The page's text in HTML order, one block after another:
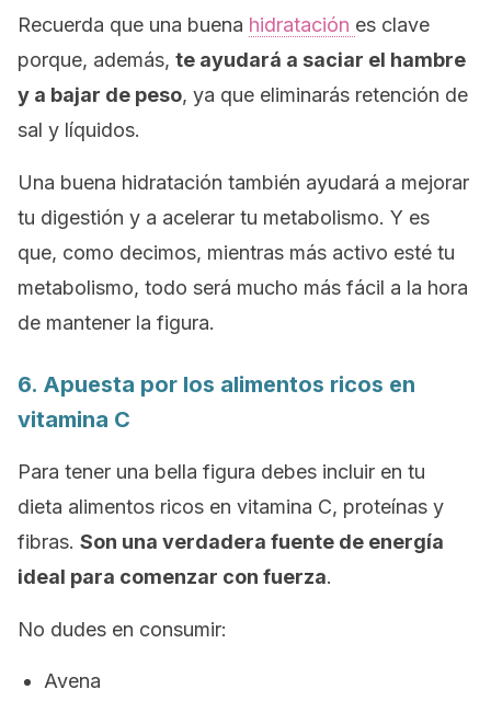
Recuerda que una buena hidratación es clave
porque, además, te ayudará a saciar el hambre
y a bajar de peso, ya que eliminarás retención de
sal y líquidos.
Una buena hidratación también ayudará a mejorar
tu digestión y a acelerar tu metabolismo. Y es
que, como decimos, mientras más activo esté tu
metabolismo, todo será mucho más fácil a la hora
de mantener la figura.
6. Apuesta por los alimentos ricos en
vitamina C
Para tener una bella figura debes incluir en tu
dieta alimentos ricos en vitamina C, proteínas y
fibras. Son una verdadera fuente de energía
ideal para comenzar con fuerza.
No dudes en consumir:
Avena